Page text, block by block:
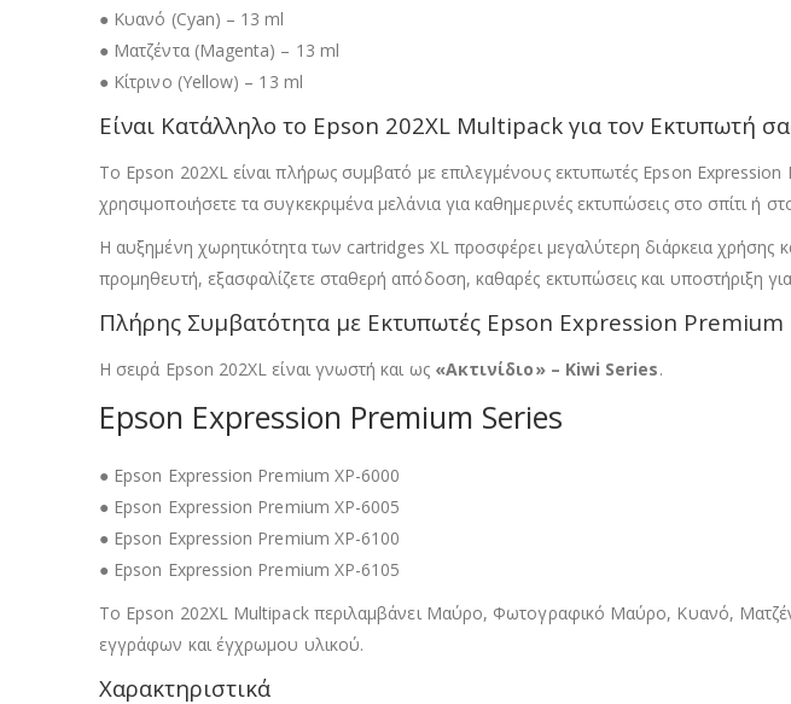
● Κυανό (Cyan) – 13 ml
● Ματζέντα (Magenta) – 13 ml
● Κίτρινο (Yellow) – 13 ml
Είναι Κατάλληλο το Epson 202XL Multipack για τον Εκτυπωτή
Το Epson 202XL είναι πλήρως συμβατό με επιλεγμένους εκτυπωτές Epson
χρησιμοποιήσετε τα συγκεκριμένα μελάνια για καθημερινές εκτυπώσεις στο σπίτι ή
Η αυξημένη χωρητικότητα των cartridges XL προσφέρει μεγαλύτερη διάρκεια χρήσης
προμηθευτή, εξασφαλίζετε σταθερή απόδοση, καθαρές εκτυπώσεις και υποστήριξη
Πλήρης Συμβατότητα με Εκτυπωτές Epson Expression Premium
Η σειρά Epson 202XL είναι γνωστή και ως «Ακτινίδιο» – Kiwi Series.
Epson Expression Premium Series
● Epson Expression Premium XP-6000
● Epson Expression Premium XP-6005
● Epson Expression Premium XP-6100
● Epson Expression Premium XP-6105
Το Epson 202XL Multipack περιλαμβάνει Μαύρο, Φωτογραφικό Μαύρο, Κυανό,
εγγράφων και έγχρωμου υλικού.
Χαρακτηριστικά